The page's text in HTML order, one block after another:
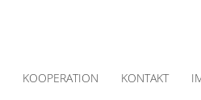
KOOPERATION KONTAKT